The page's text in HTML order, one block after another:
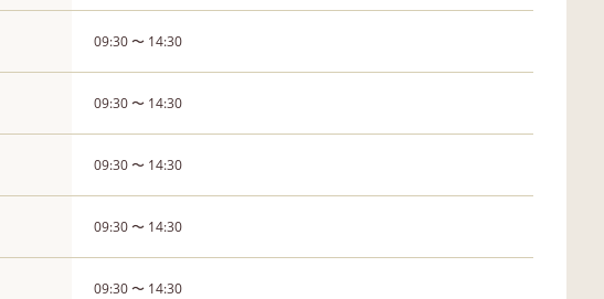
09:30 〜 14:30
09:30 〜 14:30
09:30 〜 14:30
09:30 〜 14:30
09:30 〜 14:30